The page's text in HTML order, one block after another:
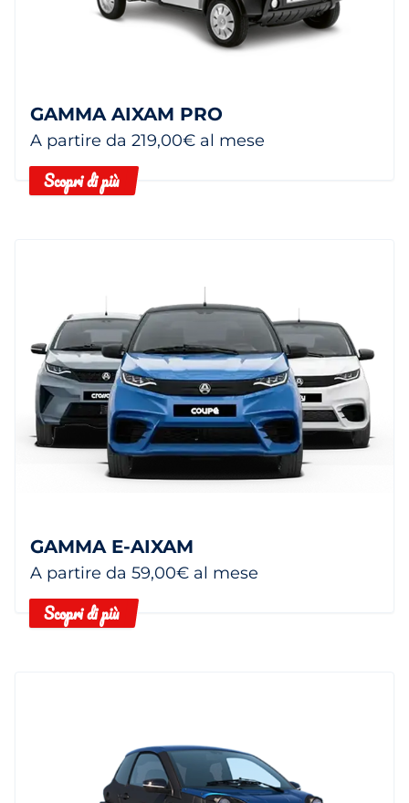
GAMMA AIXAM PRO
A partire da 219,00€ al mese
Scopri di più
GAMMA E-AIXAM
A partire da 59,00€ al mese
Scopri di più